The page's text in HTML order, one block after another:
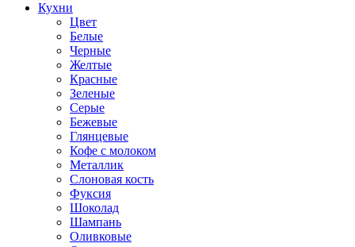
Кухни
Цвет
Белые
Черные
Желтые
Красные
Зеленые
Серые
Бежевые
Глянцевые
Кофе с молоком
Металлик
Слоновая кость
Фуксия
Шоколад
Шампань
Оливковые